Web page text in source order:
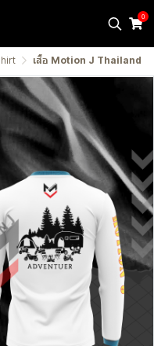
0
เสื้อ Motion J Thailand